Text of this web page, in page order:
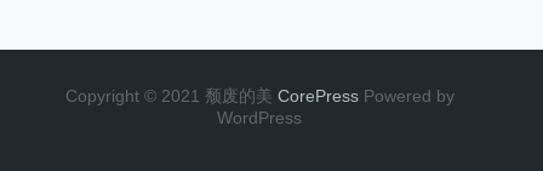
Copyright © 2021 颓废的美 CorePress Powered by
WordPress